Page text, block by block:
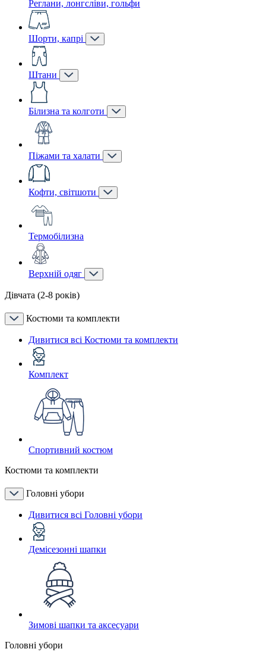
Реглани, лонгсліви, гольфи
Шорти, капрі
Штани
Білизна та колготи
Піжами та халати
Кофти, світшоти
Термобілизна
Верхній одяг
Дівчата (2-8 років)
Костюми та комплекти
Дивитися всі Костюми та комплекти
Комплект
Спортивний костюм
Костюми та комплекти
Головні убори
Дивитися всі Головні убори
Демісезонні шапки
Зимові шапки та аксесуари
Головні убори